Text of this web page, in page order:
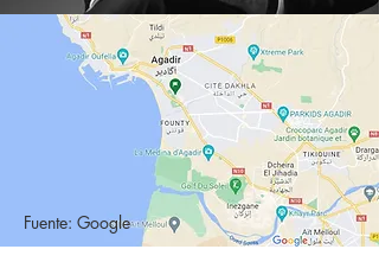
Fuente: Google